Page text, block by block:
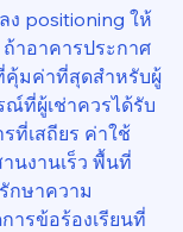
ง positioning ให้
ถ้าอาคารประกาศ
คุ้มค่าที่สุดสำหรับผู้
ณ์ที่ผู้เช่าควรได้รับ
ที่เสถียร ค่าใช้
นงานเร็ว พื้นที่
กษาความ
ารข้อร้องเรียนที่